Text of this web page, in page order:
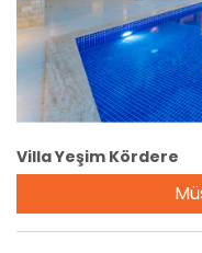
Villa Yeşim Kördere